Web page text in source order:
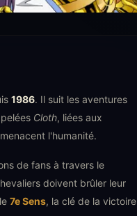
1986. Il suit les aventures
Cloth, liées aux
l'humanité.
de fans à travers le
doivent brûler leur
7e Sens, la clé de la victoire